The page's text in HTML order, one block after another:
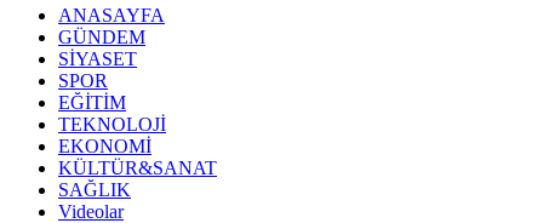
ANASAYFA
GÜNDEM
SİYASET
SPOR
EĞİTİM
TEKNOLOJİ
EKONOMİ
KÜLTÜR&SANAT
SAĞLIK
Videolar